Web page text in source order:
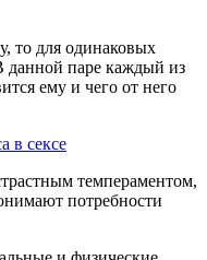
то для одинаковых
данной паре каждый из
ему и чего от него
темпераментом,
потребности